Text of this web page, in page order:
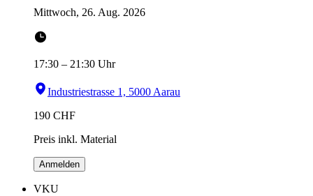
Mittwoch, 26. Aug. 2026
17:30 – 21:30 Uhr
Industriestrasse 1, 5000 Aarau
190 CHF
Preis inkl. Material
Anmelden
VKU